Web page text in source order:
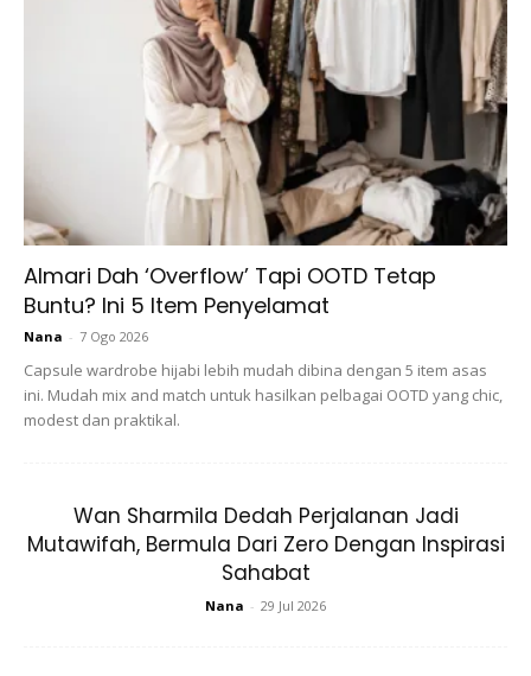
Almari Dah ‘Overflow’ Tapi OOTD Tetap
Buntu? Ini 5 Item Penyelamat
Nana - 7 Ogo 2026
Capsule wardrobe hijabi lebih mudah dibina dengan 5 item asas
ini. Mudah mix and match untuk hasilkan pelbagai OOTD yang chic,
modest dan praktikal.
Wan Sharmila Dedah Perjalanan Jadi
Mutawifah, Bermula Dari Zero Dengan Inspirasi
Sahabat
Nana - 29 Jul 2026